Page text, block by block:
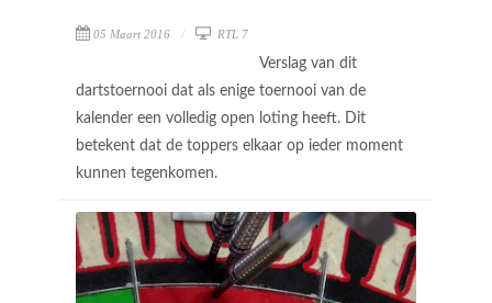
05 Maart 2016 RTL 7
Verslag van dit
dartstoernooi dat als enige toernooi van de
kalender een volledig open loting heeft. Dit
betekent dat de toppers elkaar op ieder moment
kunnen tegenkomen.